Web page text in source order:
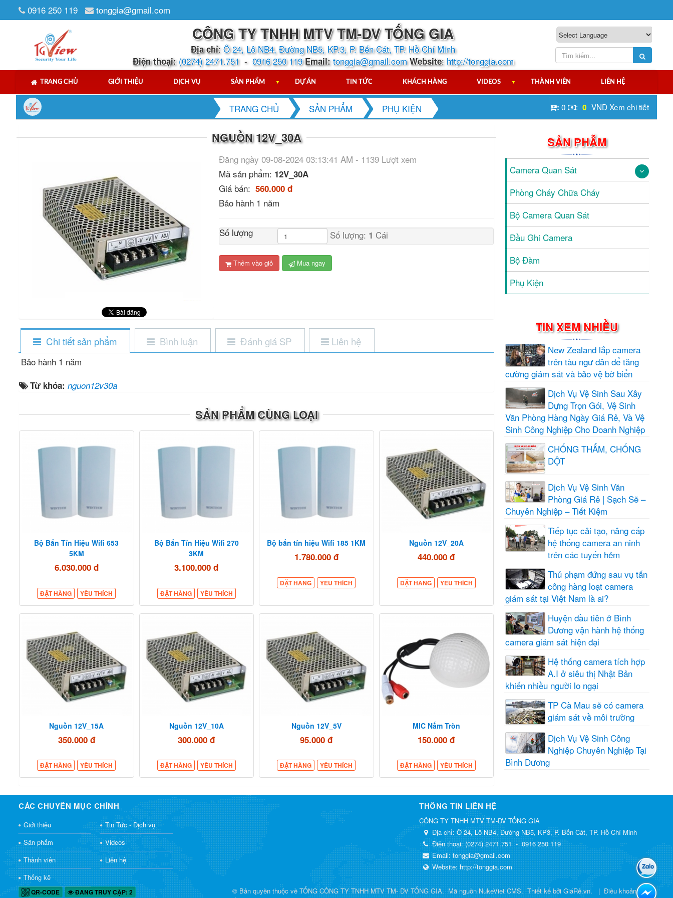
0916 250 119 tonggia@gmail.com
CÔNG TY TNHH MTV TM-DV TỐNG GIA
Địa chỉ:Ô 24, Lô NB4, Đường NB5, KP.3, P. Bến Cát, TP. Hồ Chí Minh
​​​​Điện thoại: (0274) 2471.751- 0916 250 119 Email:tonggia@gmail.com Website: http://tonggia.com
TRANG CHỦ GIỚI THIỆU DỊCH VỤ SẢN PHẨM ▼ DỰ ÁN TIN TỨC KHÁCH HÀNG VIDEOS ▼ THÀNH VIÊN LIÊN HỆ
TRANG CHỦ SẢN PHẨM PHỤ KIỆN : 0 : 0 VNDXem chi tiết
NGUỒN 12V_30A
Đăng ngày 09-08-2024 03:13:41 AM - 1139 Lượt xem
Mã sản phẩm: 12V_30A
Giá bán: 560.000 đ
Bảo hành 1 năm
Số lượng Số lượng: 1 Cái
Thêm vào giỏ Mua ngay
Chi tiết sản phẩm Bình luận Đánh giá SP Liên hệ
Bảo hành 1 năm
Từ khóa: nguon12v30a
SẢN PHẨM CÙNG LOẠI
Bộ Bắn Tín Hiệu Wifi 653
5KM
6.030.000 đ
ĐẶT HÀNG YÊU THÍCH
Bộ Bắn Tín Hiệu Wifi 270
3KM
3.100.000 đ
ĐẶT HÀNG YÊU THÍCH
Bộ bắn tín hiệu Wifi 185 1KM
1.780.000 đ
ĐẶT HÀNG YÊU THÍCH
Nguồn 12V_20A
440.000 đ
ĐẶT HÀNG YÊU THÍCH
Nguồn 12V_15A
350.000 đ
ĐẶT HÀNG YÊU THÍCH
Nguồn 12V_10A
300.000 đ
ĐẶT HÀNG YÊU THÍCH
Nguồn 12V_5V
95.000 đ
ĐẶT HÀNG YÊU THÍCH
MIC Nấm Tròn
150.000 đ
ĐẶT HÀNG YÊU THÍCH
SẢN PHẪM
Camera Quan Sát
Phòng Cháy Chữa Cháy
Bộ Camera Quan Sát
Đầu Ghi Camera
Bộ Đàm
Phụ Kiện
TIN XEM NHIỀU
New Zealand lắp camera
trên tàu ngư dân để tăng
cường giám sát và bảo vệ bờ biển
Dịch Vụ Vệ Sinh Sau Xây
Dựng Trọn Gói, Vệ Sinh
Văn Phòng Hàng Ngày Giá Rẻ, Và Vệ
Sinh Công Nghiệp Cho Doanh Nghiệp
CHỐNG THẤM, CHỐNG
DỘT
Dịch Vụ Vệ Sinh Văn
Phòng Giá Rẻ | Sạch Sẽ –
Chuyên Nghiệp – Tiết Kiệm
Tiếp tục cải tạo, nâng cấp
hệ thống camera an ninh
trên các tuyến hẻm
Thủ phạm đứng sau vụ tấn
công hàng loạt camera
giám sát tại Việt Nam là ai?
Huyện đầu tiên ở Bình
Dương vận hành hệ thống
camera giám sát hiện đại
Hệ thống camera tích hợp
A.I ở siêu thị Nhật Bản
khiến nhiều người lo ngại
TP Cà Mau sẽ có camera
giám sát về môi trường
Dịch Vụ Vệ Sinh Công
Nghiệp Chuyên Nghiệp Tại
Bình Dương
CÁC CHUYÊN MỤC CHÍNH
Giới thiệu
Tin Tức - Dịch vụ
Sản phẩm
Videos
Thành viên
Liên hệ
Thống kê
THÔNG TIN LIÊN HỆ
CÔNG TY TNHH MTV TM-DV TỐNG GIA
Địa chỉ:Ô 24, Lô NB4, Đường NB5, KP3, P. Bến Cát, TP. Hồ Chí Minh
Điện thoại:(0274) 2471.751 - 0916 250 119
Email:tonggia@gmail.com
Website:http://tonggia.com
QR-CODE ĐANG TRUY CẬP: 2 © Bản quyền thuộc về TỔNG CÔNG TY TNHH MTV TM- DV TỐNG GIA.Mã nguồnNukeViet CMS.Thiết kế bởi GiáRẻ.vn. | Điều khoản sử